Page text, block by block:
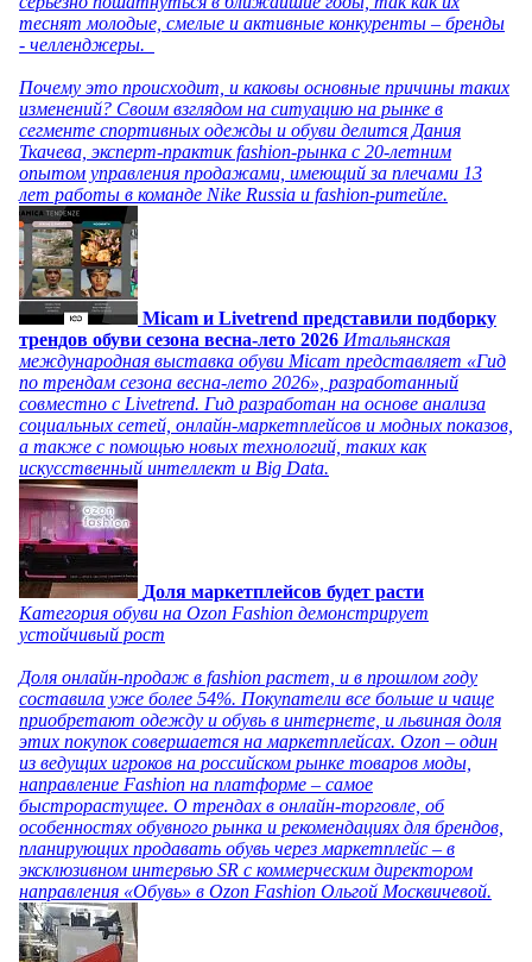
теснят молодые, смелые и активные конкуренты – бренды
- челленджеры.
Почему это происходит, и каковы основные причины таких
изменений? Своим взглядом на ситуацию на рынке в
сегменте спортивных одежды и обуви делится Дания
Ткачева, эксперт-практик fashion-рынка с 20-летним
опытом управления продажами, имеющий за плечами 13
лет работы в команде Nike Russia и fashion-ритейле.
Micam и Livetrend представили подборку
трендов обуви сезона весна-лето 2026 Итальянская
международная выставка обуви Micam представляет «Гид
по трендам сезона весна-лето 2026», разработанный
совместно с Livetrend. Гид разработан на основе анализа
социальных сетей, онлайн-маркетплейсов и модных показов,
а также с помощью новых технологий, таких как
искусственный интеллект и Big Data.
Доля маркетплейсов будет расти
Категория обуви на Ozon Fashion демонстрирует
устойчивый рост
Доля онлайн-продаж в fashion растет, и в прошлом году
составила уже более 54%. Покупатели все больше и чаще
приобретают одежду и обувь в интернете, и львиная доля
этих покупок совершается на маркетплейсах. Ozon – один
из ведущих игроков на российском рынке товаров моды,
направление Fashion на платформе – самое
быстрорастущее. О трендах в онлайн-торговле, об
особенностях обувного рынка и рекомендациях для брендов,
планирующих продавать обувь через маркетплейс – в
эксклюзивном интервью SR с коммерческим директором
направления «Обувь» в Ozon Fashion Ольгой Москвичевой.